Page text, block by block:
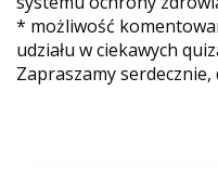
* możliwość
udziału w ciekawych
Zapraszamy serdecznie,